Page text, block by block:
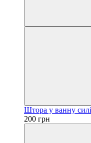
Штора у ванну
200 грн